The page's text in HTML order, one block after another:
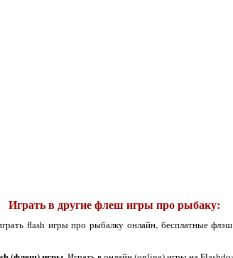
Играть в другие флеш игры про рыбаку:
flash игры про рыбалку онлайн, бесплатные